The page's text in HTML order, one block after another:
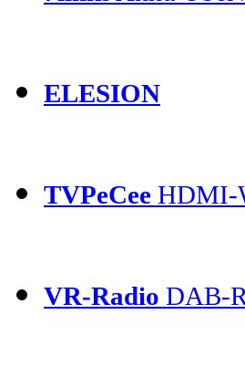
ELESION
TVPeCee HDMI-
VR-Radio DAB-